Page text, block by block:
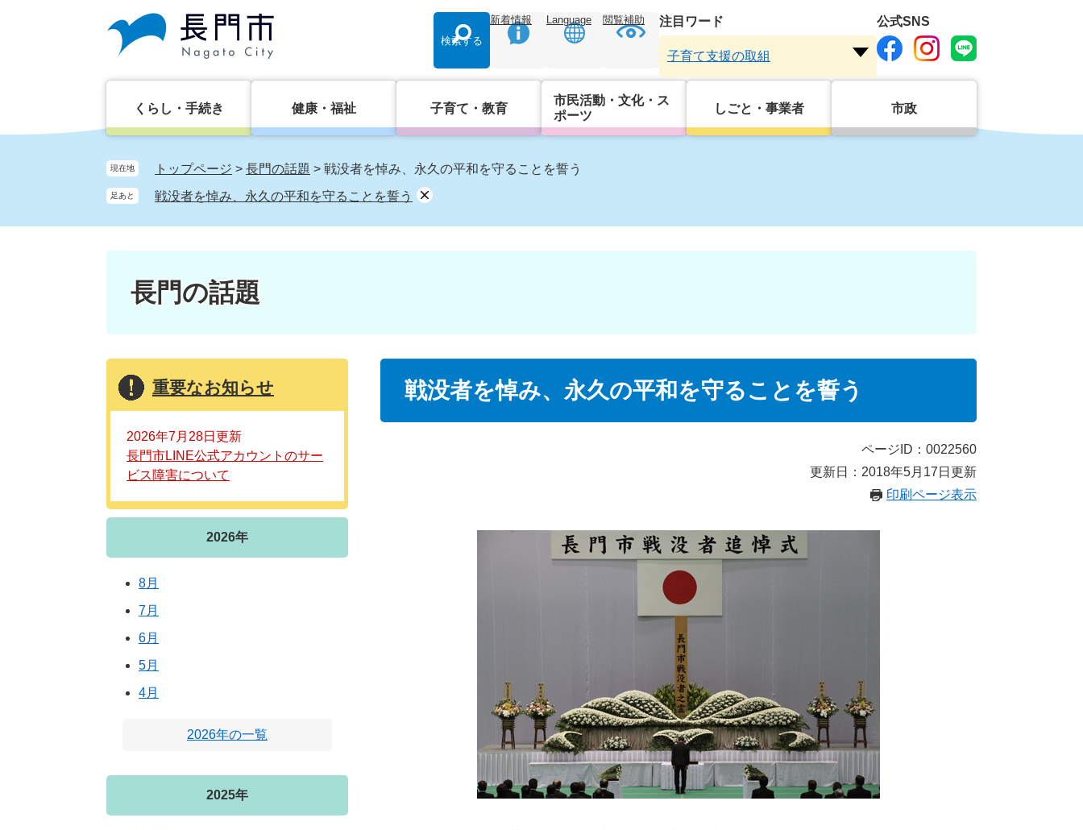
検索する
新着情報 Language 閲覧補助 注目ワード
ー
子育て支援の取組
公式SNS
くらし・手続き 健康・福祉 子育て・教育
市民活動・文化・ス
ポーツ
しごと・事業者 市政
現在地 トップページ > 長門の話題 > 戦没者を悼み、永久の平和を守ることを誓う
足あと 戦没者を悼み、永久の平和を守ることを誓う
長門の話題
戦没者を悼み、永久の平和を守ることを誓う
ページID：0022560
更新日：2018年5月17日更新
印刷ページ表示
重要なお知らせ
2026年7月28日更新
長門市LINE公式アカウントのサー
ビス障害について
2026年
8月
7月
6月
5月
4月
2026年の一覧
2025年